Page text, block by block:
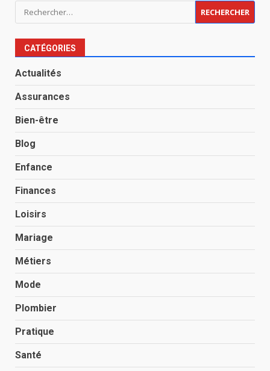
Rechercher :
CATÉGORIES
Actualités
Assurances
Bien-être
Blog
Enfance
Finances
Loisirs
Mariage
Métiers
Mode
Plombier
Pratique
Santé